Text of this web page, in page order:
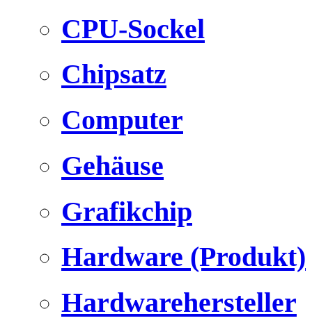
CPU-Sockel
Chipsatz
Computer
Gehäuse
Grafikchip
Hardware (Produkt)
Hardwarehersteller